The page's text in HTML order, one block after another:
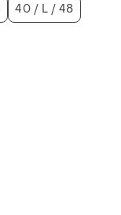
40 / L / 48